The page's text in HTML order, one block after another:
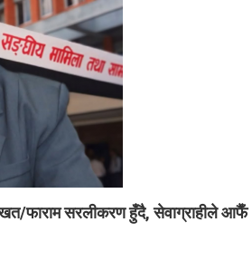
फाराम सरलीकरण हुँदै, सेवाग्राहीले आफैँ